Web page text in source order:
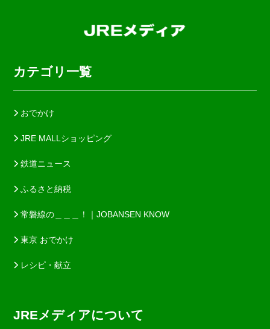
カテゴリ一覧
おでかけ
JRE MALLショッピング
鉄道ニュース
ふるさと納税
常磐線の＿＿＿！｜JOBANSEN KNOW
東京 おでかけ
レシピ・献立
JREメディアについて